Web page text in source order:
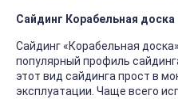
Сайдинг Корабельная доска
Сайдинг «Корабельная
популярный профиль
этот вид сайдинга прост в
эксплуатации. Чаще всего